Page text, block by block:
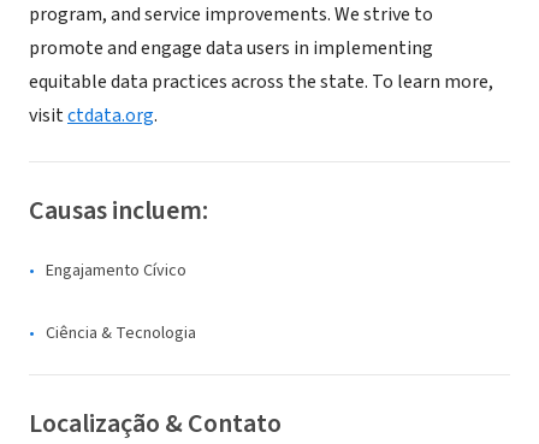
program, and service improvements. We strive to
promote and engage data users in implementing
equitable data practices across the state. To learn more,
visitctdata.org.
Causas incluem:
Engajamento Cívico
Ciência & Tecnologia
Localização & Contato